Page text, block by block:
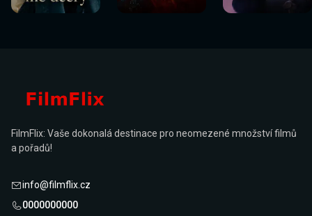
FilmFlix: Vaše dokonalá destinace pro neomezené množství filmů
a pořadů!
info@filmflix.cz
0000000000